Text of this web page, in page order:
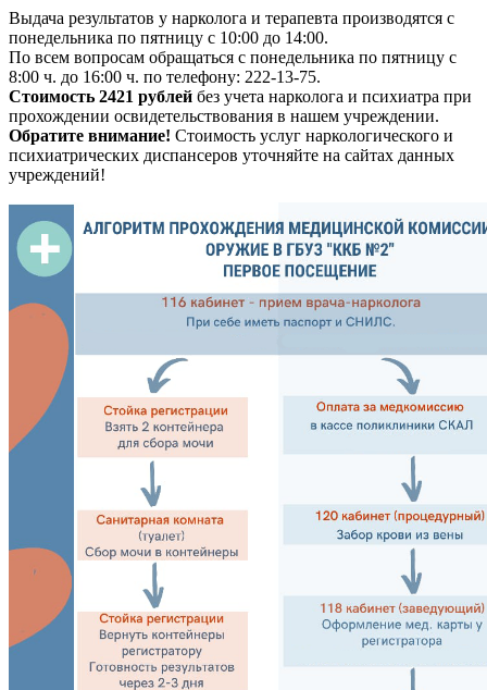
Выдача результатов у нарколога и терапевта производятся с
понедельника по пятницу с 10:00 до 14:00.
По всем вопросам обращаться с понедельника по пятницу с
8:00 ч. до 16:00 ч. по телефону: 222-13-75.
Стоимость 2421 рублей без учета нарколога и психиатра при
прохождении освидетельствования в нашем учреждении.
Обратите внимание! Стоимость услуг наркологического и
психиатрических диспансеров уточняйте на сайтах данных
учреждений!